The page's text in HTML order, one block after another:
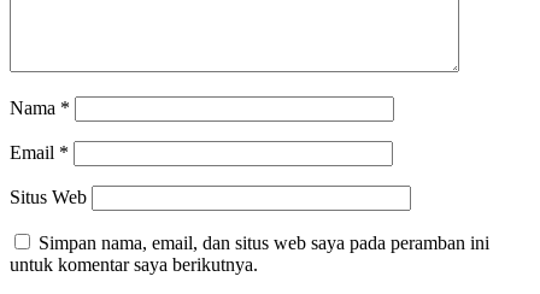
Nama *
Email *
Situs Web
Simpan nama, email, dan situs web saya pada peramban ini
untuk komentar saya berikutnya.